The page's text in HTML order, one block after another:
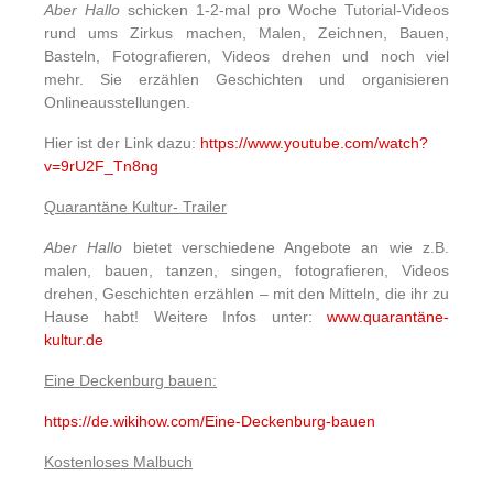
Aber Hallo schicken 1-2-mal pro Woche Tutorial-Videos
rund ums Zirkus machen, Malen, Zeichnen, Bauen,
Basteln, Fotografieren, Videos drehen und noch viel
mehr. Sie erzählen Geschichten und organisieren
Onlineausstellungen.
Hier ist der Link dazu: https://www.youtube.com/watch?
v=9rU2F_Tn8ng
Quarantäne Kultur- Trailer
Aber Hallo bietet verschiedene Angebote an wie z.B.
malen, bauen, tanzen, singen, fotografieren, Videos
drehen, Geschichten erzählen – mit den Mitteln, die ihr zu
Hause habt! Weitere Infos unter: www.quarantäne-
kultur.de
Eine Deckenburg bauen:
https://de.wikihow.com/Eine-Deckenburg-bauen
Kostenloses Malbuch